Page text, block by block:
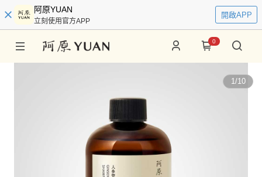
阿原YUAN
立刻使用官方APP
開啟APP
0
1/10